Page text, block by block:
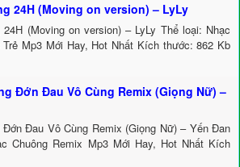
24H (Moving on version) – LyLy
24H (Moving on version) – LyLy Thể loại: Nhạc
Trẻ Mp3 Mới Hay, Hot Nhất Kích thước: 862 Kb
Đớn Đau Vô Cùng Remix (Giọng Nữ) –
Đớn Đau Vô Cùng Remix (Giọng Nữ) – Yến Đan
Chuông Remix Mp3 Mới Hay, Hot Nhất Kích